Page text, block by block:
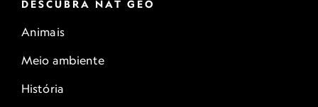
DESCUBRA NAT GEO
Animais
Meio ambiente
História